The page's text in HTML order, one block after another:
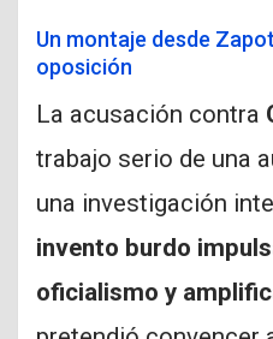
Un montaje desde
oposición
La acusación contra
trabajo serio de una
una investigación
invento burdo
oficialismo y